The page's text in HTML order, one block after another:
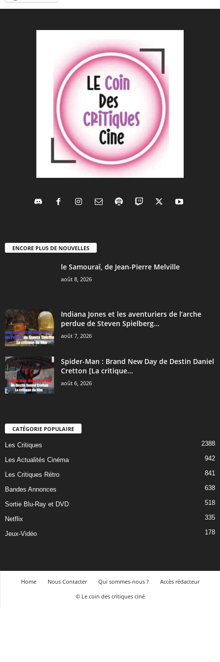
ENCORE PLUS DE NOUVELLES
le Samouraï, de Jean-Pierre Melville
août 8, 2026
Indiana Jones et les aventuriers de l’arche
perdue de Steven Spielberg...
août 7, 2026
Spider-Man : Brand New Day de Destin Daniel
Cretton [La critique...
août 6, 2026
CATÉGORIE POPULAIRE
Les Critiques 2388
Les Actualités Cinéma 942
Les Critiques Rétro 841
Bandes Annonces 638
Sortie Blu-Ray et DVD 518
Netflix 335
Jeux-Vidéo 178
Home Nous Contacter Qui sommes-nous ?
Accès rédacteur
© Le coin des critiques ciné